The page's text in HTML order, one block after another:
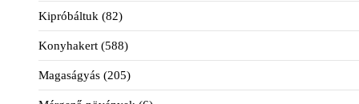
Kipróbáltuk (82)
Konyhakert (588)
Magaságyás (205)